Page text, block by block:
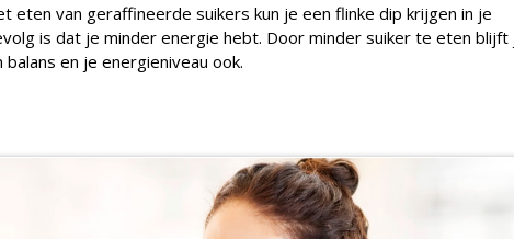
eten van geraffineerde suikers kun je een flinke dip krijgen in je
is dat je minder energie hebt. Door minder suiker te eten blijft
en je energieniveau ook.